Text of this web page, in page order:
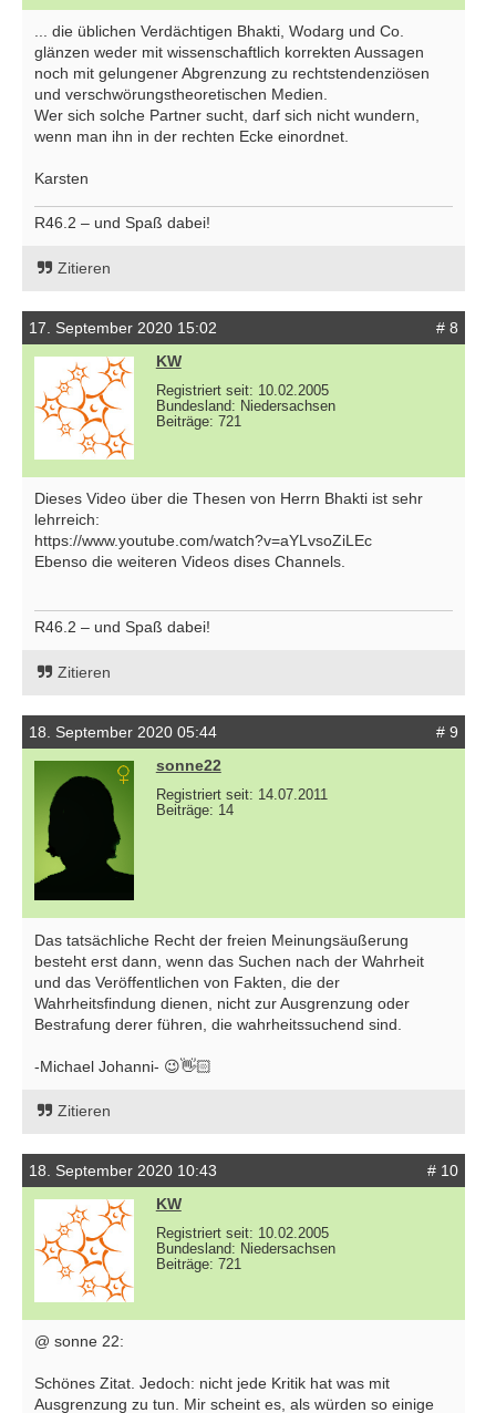
... die üblichen Verdächtigen Bhakti, Wodarg und Co.
glänzen weder mit wissenschaftlich korrekten Aussagen
noch mit gelungener Abgrenzung zu rechtstendenziösen
und verschwörungstheoretischen Medien.
Wer sich solche Partner sucht, darf sich nicht wundern,
wenn man ihn in der rechten Ecke einordnet.
Karsten
R46.2 – und Spaß dabei!
Zitieren
17. September 2020 15:02
# 8
KW
Registriert seit: 10.02.2005
Bundesland: Niedersachsen
Beiträge: 721
Dieses Video über die Thesen von Herrn Bhakti ist sehr
lehrreich:
https://www.youtube.com/watch?v=aYLvsoZiLEc
Ebenso die weiteren Videos dises Channels.
R46.2 – und Spaß dabei!
Zitieren
18. September 2020 05:44
# 9
sonne22
Registriert seit: 14.07.2011
Beiträge: 14
Das tatsächliche Recht der freien Meinungsäußerung
besteht erst dann, wenn das Suchen nach der Wahrheit
und das Veröffentlichen von Fakten, die der
Wahrheitsfindung dienen, nicht zur Ausgrenzung oder
Bestrafung derer führen, die wahrheitssuchend sind.
-Michael Johanni- 😉👋🏻
Zitieren
18. September 2020 10:43
# 10
KW
Registriert seit: 10.02.2005
Bundesland: Niedersachsen
Beiträge: 721
@ sonne 22:
Schönes Zitat. Jedoch: nicht jede Kritik hat was mit
Ausgrenzung zu tun. Mir scheint es, als würden so einige